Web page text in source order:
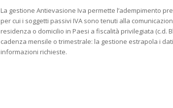
La gestione Antievasione Iva permette l’adempimento
per cui i soggetti passivi IVA sono tenuti alla
residenza o domicilio in Paesi a fiscalità privilegiata (c.d.
cadenza mensile o trimestrale: la gestione estrapola i
informazioni richieste.